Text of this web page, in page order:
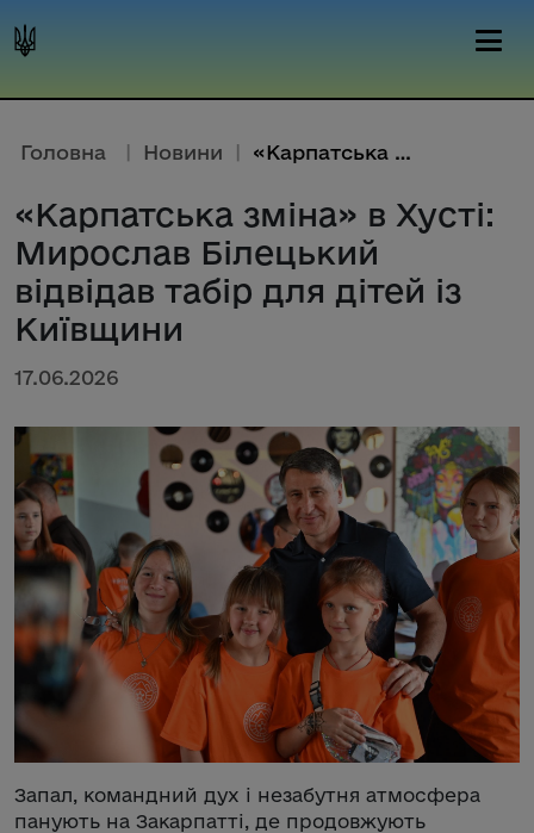
Головна | Новини | «Карпатська зміна» в Хусті: Ми...
«Карпатська зміна» в Хусті:
Мирослав Білецький
відвідав табір для дітей із
Київщини
17.06.2026
Запал, командний дух і незабутня атмосфера
панують на Закарпатті, де продовжують